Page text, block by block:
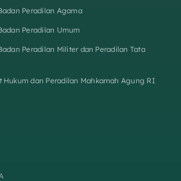
Peradilan Agama
Peradilan Umum
Peradilan Militer dan Peradilan Tata
Hukum dan Peradilan Mahkamah Agung RI